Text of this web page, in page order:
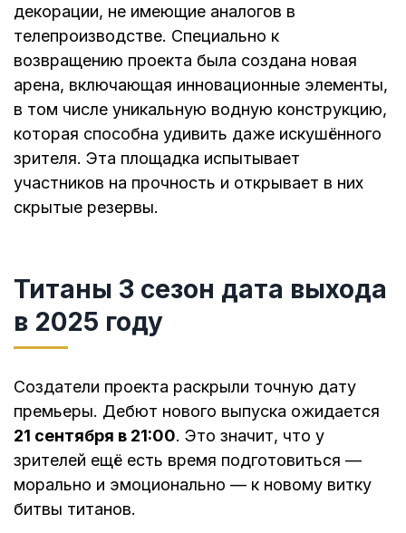
декорации, не имеющие аналогов в
телепроизводстве. Специально к
возвращению проекта была создана новая
арена, включающая инновационные элементы,
в том числе уникальную водную конструкцию,
которая способна удивить даже искушённого
зрителя. Эта площадка испытывает
участников на прочность и открывает в них
скрытые резервы.
Титаны 3 сезон дата выхода
в 2025 году
Создатели проекта раскрыли точную дату
премьеры. Дебют нового выпуска ожидается
21 сентября в 21:00. Это значит, что у
зрителей ещё есть время подготовиться —
морально и эмоционально — к новому витку
битвы титанов.